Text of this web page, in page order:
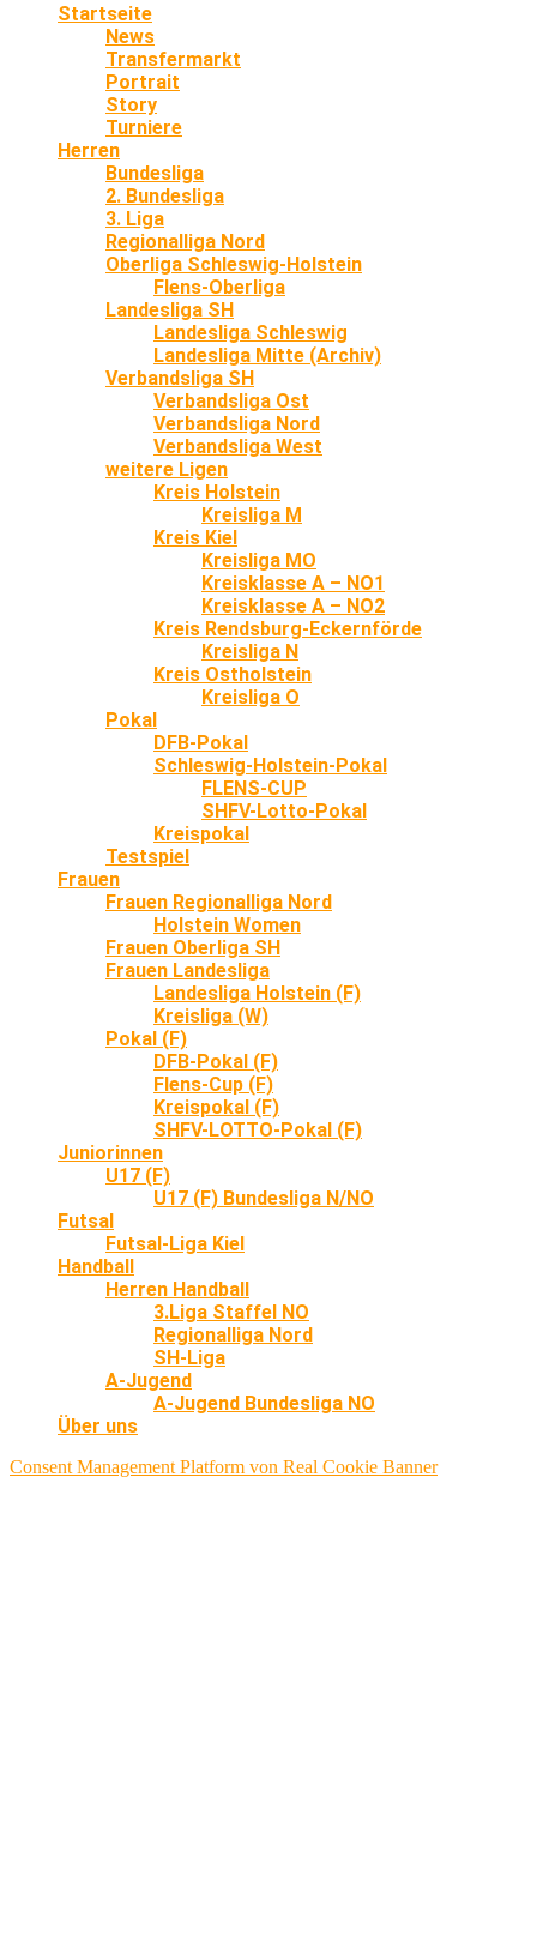
Startseite
News
Transfermarkt
Portrait
Story
Turniere
Herren
Bundesliga
2. Bundesliga
3. Liga
Regionalliga Nord
Oberliga Schleswig-Holstein
Flens-Oberliga
Landesliga SH
Landesliga Schleswig
Landesliga Mitte (Archiv)
Verbandsliga SH
Verbandsliga Ost
Verbandsliga Nord
Verbandsliga West
weitere Ligen
Kreis Holstein
Kreisliga M
Kreis Kiel
Kreisliga MO
Kreisklasse A – NO1
Kreisklasse A – NO2
Kreis Rendsburg-Eckernförde
Kreisliga N
Kreis Ostholstein
Kreisliga O
Pokal
DFB-Pokal
Schleswig-Holstein-Pokal
FLENS-CUP
SHFV-Lotto-Pokal
Kreispokal
Testspiel
Frauen
Frauen Regionalliga Nord
Holstein Women
Frauen Oberliga SH
Frauen Landesliga
Landesliga Holstein (F)
Kreisliga (W)
Pokal (F)
DFB-Pokal (F)
Flens-Cup (F)
Kreispokal (F)
SHFV-LOTTO-Pokal (F)
Juniorinnen
U17 (F)
U17 (F) Bundesliga N/NO
Futsal
Futsal-Liga Kiel
Handball
Herren Handball
3.Liga Staffel NO
Regionalliga Nord
SH-Liga
A-Jugend
A-Jugend Bundesliga NO
Über uns
Consent Management Platform von Real Cookie Banner